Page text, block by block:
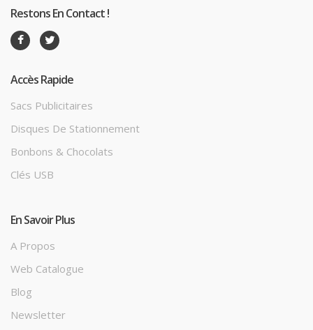
Restons En Contact !
Accès Rapide
Sacs Publicitaires
Disques De Stationnement
Bonbons & Chocolats
Clés USB
En Savoir Plus
A Propos
Web Catalogue
Blog
Newsletter